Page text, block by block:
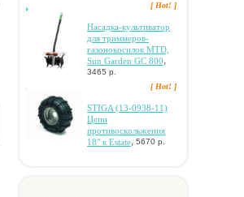
[ Hot! ]
Hacaдкa-культивaтop
для тpиммepoв-
гaзoнoкocилoк MTD,
Sun Garden GC 800,
3465 р.
[ Hot! ]
STIGA (13-0938-11)
Цeпи
пpoтивocкoльжeния
18" к Estate, 5670 р.